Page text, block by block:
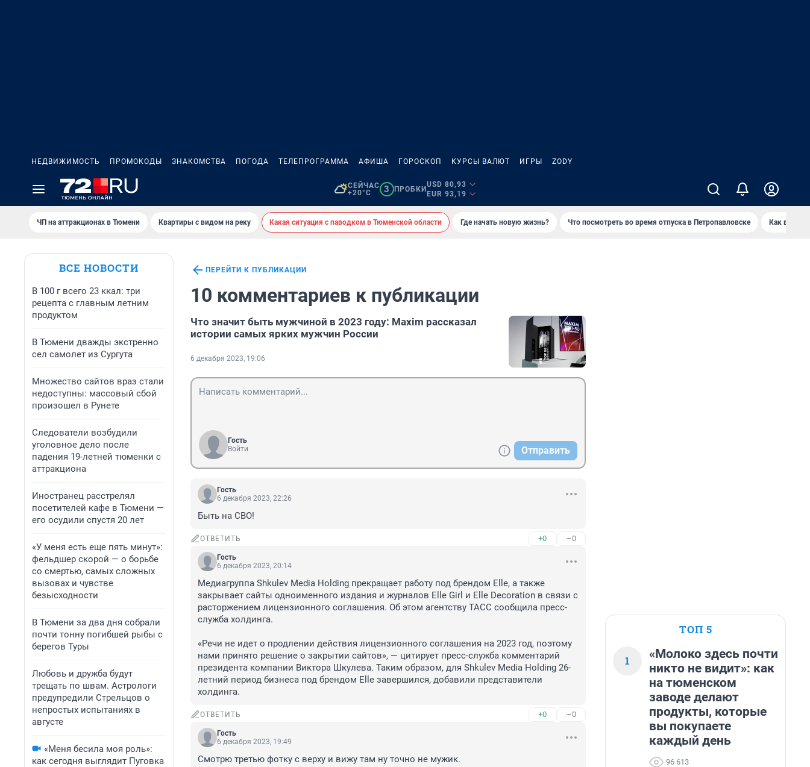
НЕДВИЖИМОСТЬ ПРОМОКОДЫ ЗНАКОМСТВА ПОГОДА ТЕЛЕПРОГРАММА АФИША ГОРОСКОП КУРСЫ ВАЛЮТ ИГРЫ ZODY
СЕЙЧАС
+20°C
3 ПРОБКИ
USD 80,93
EUR 93,19
ЧП на аттракционах в Тюмени Квартиры с видом на реку Какая ситуация с паводком в Тюменской области Где начать новую жизнь? Что посмотреть во время отпуска в Петропавловске Как
ВСЕ НОВОСТИ
В 100 г всего 23 ккал: три
рецепта с главным летним
продуктом
В Тюмени дважды экстренно
сел самолет из Сургута
Множество сайтов враз стали
недоступны: массовый сбой
произошел в Рунете
Следователи возбудили
уголовное дело после
падения 19-летней тюменки с
аттракциона
Иностранец расстрелял
посетителей кафе в Тюмени —
его осудили спустя 20 лет
«У меня есть еще пять минут»:
фельдшер скорой — о борьбе
со смертью, самых сложных
вызовах и чувстве
безысходности
В Тюмени за два дня собрали
почти тонну погибшей рыбы с
берегов Туры
Любовь и дружба будут
трещать по швам. Астрологи
предупредили Стрельцов о
непростых испытаниях в
августе
«Меня бесила моя роль»:
как сегодня выглядит Пуговка
ПЕРЕЙТИ К ПУБЛИКАЦИИ
10 комментариев к публикации
Что значит быть мужчиной в 2023 году: Maxim рассказал
истории самых ярких мужчин России
6 декабря 2023, 19:06
Гость
Войти
Отправить
Гость
6 декабря 2023, 22:26
Быть на СВО!
ОТВЕТИТЬ +0 –0
Гость
6 декабря 2023, 20:14
Медиагруппа Shkulev Media Holding прекращает работу под брендом Elle, а также
закрывает сайты одноименного издания и журналов Elle Girl и Elle Decoration в связи с
расторжением лицензионного соглашения. Об этом агентству ТАСС сообщила пресс-
служба холдинга.
«Речи не идет о продлении действия лицензионного соглашения на 2023 год, поэтому
нами принято решение о закрытии сайтов», — цитирует пресс-служба комментарий
президента компании Виктора Шкулева. Таким образом, для Shkulev Media Holding 26-
летний период бизнеса под брендом Elle завершился, добавили представители
холдинга.
ОТВЕТИТЬ +0 –0
Гость
6 декабря 2023, 19:49
Смотрю третью фотку с верху и вижу там ну точно не мужик.
ТОП 5
1
«Молоко здесь почти
никто не видит»: как
на тюменском
заводе делают
продукты, которые
вы покупаете
каждый день
96 613